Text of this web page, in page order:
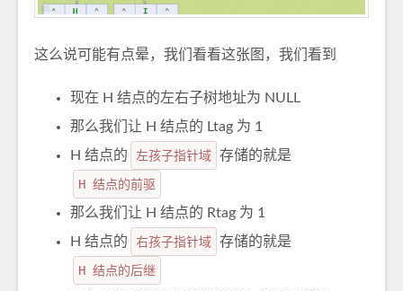
这么说可能有点晕，我们看看这张图，我们看到
现在 H 结点的左右子树地址为 NULL
那么我们让 H 结点的 Ltag 为 1
H 结点的
左孩子指针域 存储的就是
H 结点的前驱
那么我们让 H 结点的 Rtag 为 1
H 结点的
右孩子指针域 存储的就是
H 结点的后继